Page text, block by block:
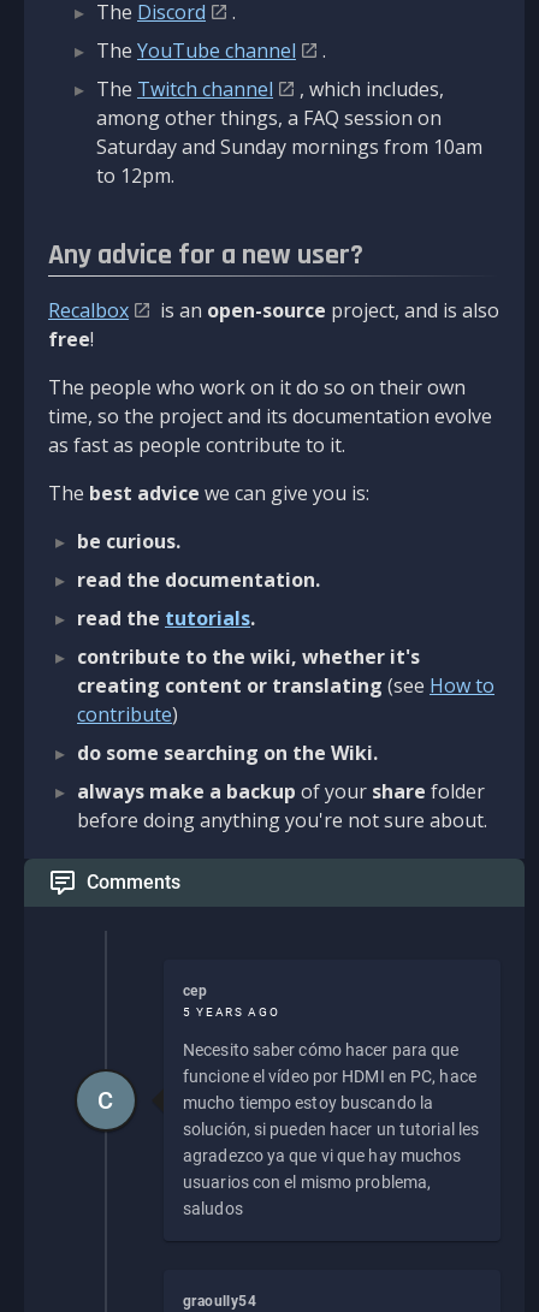
The Discord
.
The YouTube channel
.
The Twitch channel
, which includes,
among other things, a FAQ session on
Saturday and Sunday mornings from 10am
to 12pm.
Any advice for a new user?
Recalbox is an open-source project, and is also
free!
The people who work on it do so on their own
time, so the project and its documentation evolve
as fast as people contribute to it.
The best advice we can give you is:
be curious.
read the documentation.
read the tutorials.
contribute to the wiki, whether it's
creating content or translating (see How to
contribute)
do some searching on the Wiki.
always make a backup of your share folder
before doing anything you're not sure about.
Comments
cep
5 YEARS AGO
Necesito saber cómo hacer para que
funcione el vídeo por HDMI en PC, hace
mucho tiempo estoy buscando la
solución, si pueden hacer un tutorial les
agradezco ya que vi que hay muchos
usuarios con el mismo problema,
saludos
C
graoully54